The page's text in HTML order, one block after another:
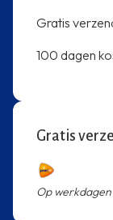
Gratis
100 dagen
Gratis
Op